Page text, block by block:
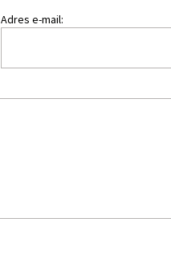
Adres e-mail: